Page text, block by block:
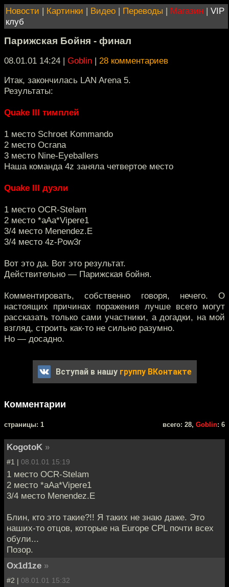
Новости | Картинки | Видео | Переводы | Магазин | VIP
клуб
Парижская Бойня - финал
08.01.01 14:24 | Goblin | 28 комментариев
Итак, закончилась LAN Arena 5.
Результаты:
Quake III тимплей
1 место Schroet Kommando
2 место Ocrana
3 место Nine-Eyeballers
Наша команда 4z заняла четвертое место
Quake III дуэли
1 место OCR-Stelam
2 место *aAa*Vipere1
3/4 место Menendez.E
3/4 место 4z-Pow3r
Вот это да. Вот это результат.
Действительно — Парижская бойня.
Комментировать, собственно говоря, нечего. О
настоящих причинах поражения лучше всего могут
рассказать только сами участники, а догадки, на мой
взгляд, строить как-то не сильно разумно.
Но — досадно.
Вступай в нашу группу ВКонтакте
Комментарии
cтраницы: 1 всего: 28, Goblin: 6
KogotoK »
#1 | 08.01.01 15:19
1 место OCR-Stelam
2 место *aAa*Vipere1
3/4 место Menendez.E
Блин, кто это такие?!! Я таких не знаю даже. Это
наших-то отцов, которые на Europe CPL почти всех
обули...
Позор.
Ox1d1ze »
#2 | 08.01.01 15:32